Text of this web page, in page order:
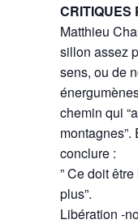
CRITIQUES
Matthieu
sillon assez
sens, ou de
chemin qui
montagnes”.
conclure :
” Ce doit
plus”.
Libération -